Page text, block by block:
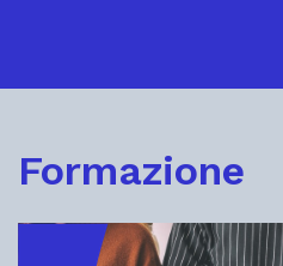
Formazione